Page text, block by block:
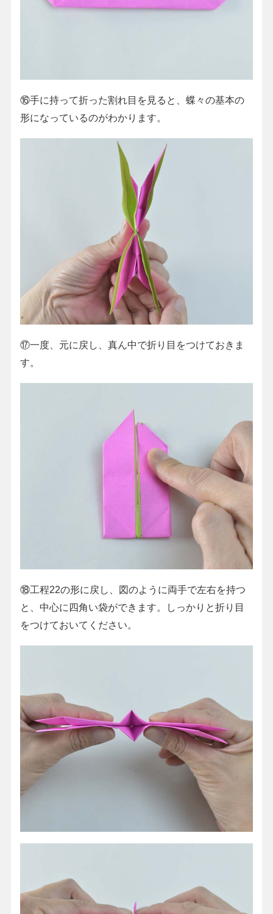
⑯手に持って折った割れ目を見ると、蝶々の基本の
形になっているのがわかります。
⑰一度、元に戻し、真ん中で折り目をつけておきま
す。
⑱工程22の形に戻し、図のように両手で左右を持つ
と、中心に四角い袋ができます。しっかりと折り目
をつけておいてください。